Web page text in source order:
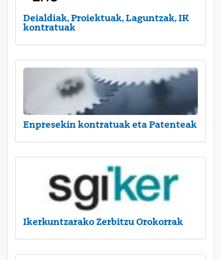
Deialdiak, Proiektuak, Laguntzak, IK
kontratuak
Enpresekin kontratuak eta Patenteak
Ikerkuntzarako Zerbitzu Orokorrak